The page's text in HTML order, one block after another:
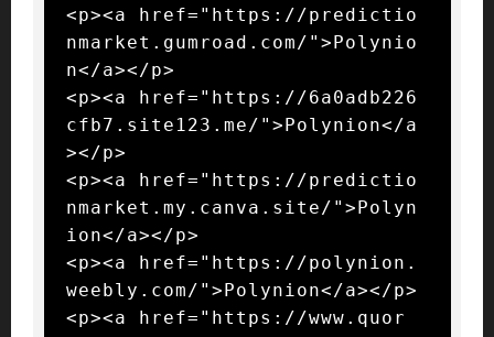
<p><a href="https://predictio
nmarket.gumroad.com/">Polynio
n</a></p>
<p><a href="https://6a0adb226
cfb7.site123.me/">Polynion</a
></p>
<p><a href="https://predictio
nmarket.my.canva.site/">Polyn
ion</a></p>
<p><a href="https://polynion.
weebly.com/">Polynion</a></p>
<p><a href="https://www.quor